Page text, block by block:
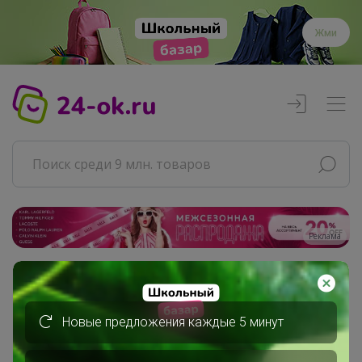
Жми
Реклама
Главная
Совместные покупки
АРХИВ СП
ВЗРОСЛЫЕ СП
Новые предложения каждые 5 минут